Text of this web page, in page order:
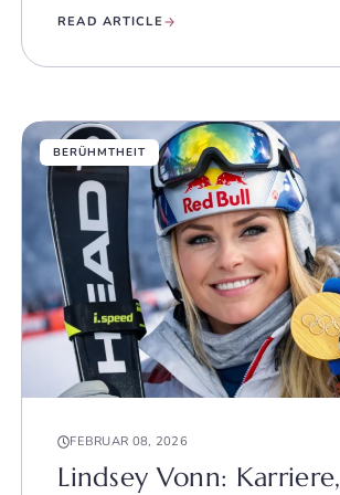
READ ARTICLE
BERÜHMTHEIT
FEBRUAR 08, 2026
Lindsey Vonn: Karriere,